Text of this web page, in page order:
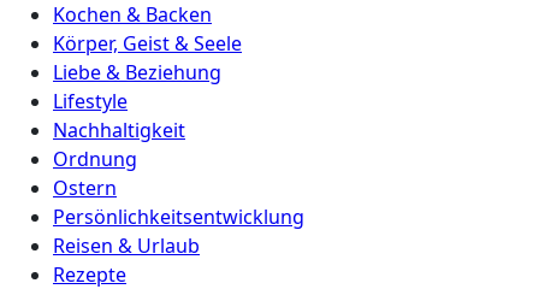
Kochen & Backen
Körper, Geist & Seele
Liebe & Beziehung
Lifestyle
Nachhaltigkeit
Ordnung
Ostern
Persönlichkeitsentwicklung
Reisen & Urlaub
Rezepte